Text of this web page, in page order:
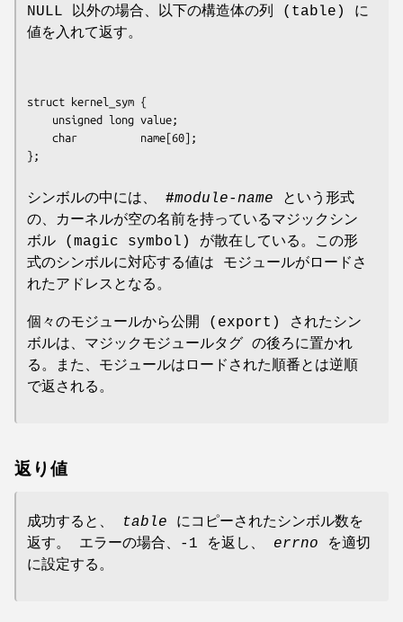
NULL 以外の場合、以下の構造体の列 (table) に
値を入れて返す。
struct kernel_sym {
};
シンボルの中には、 #module-name という形式
の、カーネルが空の名前を持っているマジックシン
ボル (magic symbol) が散在している。この形
式のシンボルに対応する値は モジュールがロードさ
れたアドレスとなる。
個々のモジュールから公開 (export) されたシン
ボルは、マジックモジュールタグ の後ろに置かれ
る。また、モジュールはロードされた順番とは逆順
で返される。
返り値
成功すると、 table にコピーされたシンボル数を
返す。 エラーの場合、-1 を返し、 errno を適切
に設定する。